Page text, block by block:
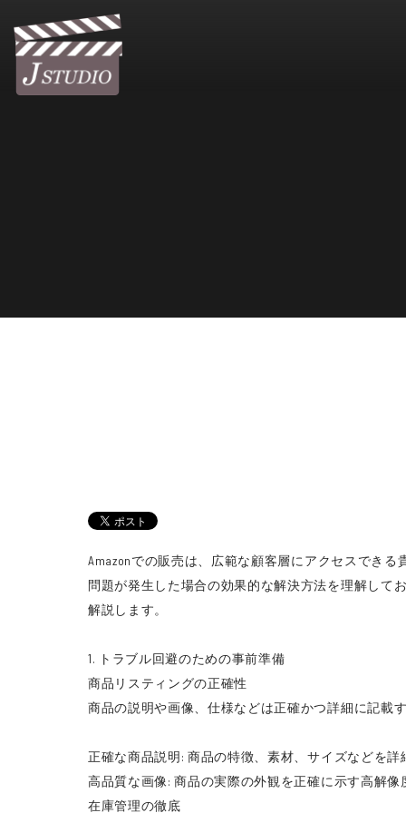
Amazonでの販売は、広範な顧客層にアクセスでき
問題が発生した場合の効果的な解決方法を理解して
解説します。
1. トラブル回避のための事前準備
商品リスティングの正確性
商品の説明や画像、仕様などは正確かつ詳細に記載
正確な商品説明: 商品の特徴、素材、サイズなどを
高品質な画像: 商品の実際の外観を正確に示す高解
在庫管理の徹底